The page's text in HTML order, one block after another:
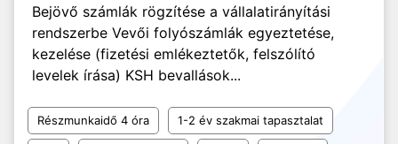
Bejövő számlák rögzítése a vállalatirányítási
rendszerbe Vevői folyószámlák egyeztetése,
kezelése (fizetési emlékeztetők, felszólító
levelek írása) KSH bevallások...
Részmunkaidő 4 óra 1-2 év szakmai tapasztalat